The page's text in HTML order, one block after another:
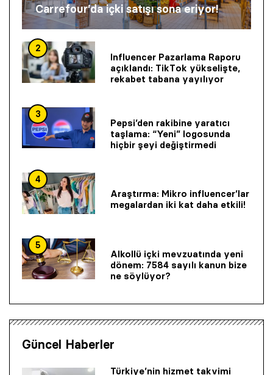
Carrefour’da içki satışı sona eriyor!
2
Influencer Pazarlama Raporu
açıklandı: TikTok yükselişte,
rekabet tabana yayılıyor
3
Pepsi’den rakibine yaratıcı
taşlama: “Yeni” logosunda
hiçbir şeyi değiştirmedi
4
Araştırma: Mikro influencer’lar
megalardan iki kat daha etkili!
5
Alkollü içki mevzuatında yeni
dönem: 7584 sayılı kanun bize
ne söylüyor?
Güncel Haberler
Türkiye’nin hizmet takvimi